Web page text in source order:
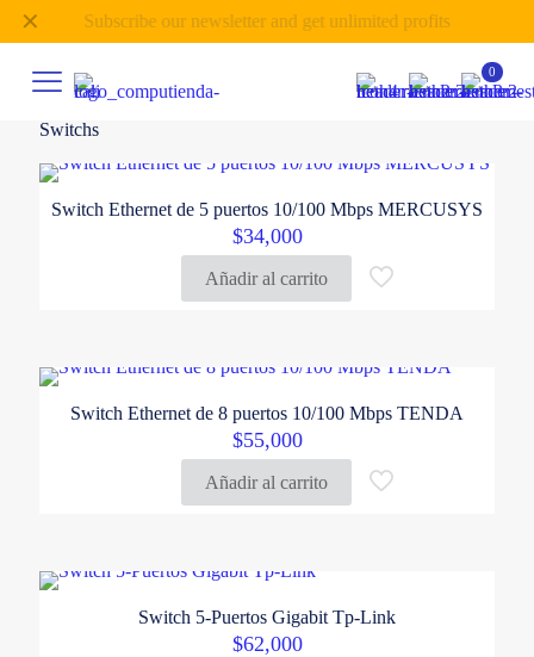
Subscribe our newsletter and get unlimited profits
✕
0
Switchs
Switch Ethernet de 5 puertos 10/100 Mbps MERCUSYS
$34,000
Añadir al carrito
Switch Ethernet de 8 puertos 10/100 Mbps TENDA
$55,000
Añadir al carrito
Switch 5-Puertos Gigabit Tp-Link
$62,000